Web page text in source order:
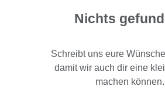
Nichts
Schreibt uns eure
damit wir auch dir eine
machen können.